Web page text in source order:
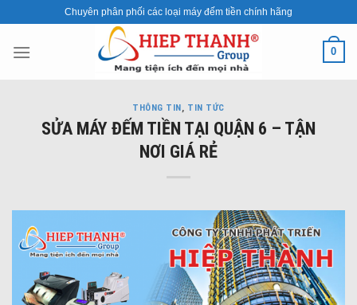
content
Chuyên phân phối các loại máy đếm tiền chính hãng
0
THÔNG TIN, TIN TỨC
SỬA MÁY ĐẾM TIỀN TẠI QUẬN 6 – TẬN
NƠI GIÁ RẺ